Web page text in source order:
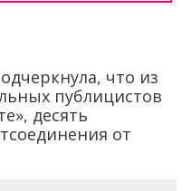
что из
публицистов
десять
от